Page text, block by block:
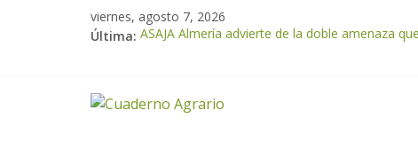
viernes, agosto 7, 2026
Última: ASAJA Almería advierte de la doble amenaza
ASAJA Almería: las primeras recolecciones de
VÍDEO: Promoción y difusión de los valores
Cooperativas Agro-alimentarias de Andalucía